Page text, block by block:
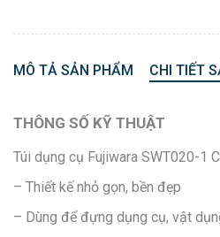
MÔ TẢ SẢN PHẨM CHI TIẾT
THÔNG SỐ KỸ THUẬT
Túi dụng cụ Fujiwara SWT020-1
– Thiết kế nhỏ gọn, bền đẹp
– Dùng để đựng dụng cụ, vật